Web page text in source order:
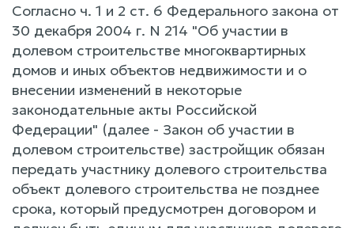
Согласно ч. 1 и 2 ст. 6 Федерального закона от
30 декабря 2004 г. N 214 "Об участии в
долевом строительстве многоквартирных
домов и иных объектов недвижимости и о
внесении изменений в некоторые
законодательные акты Российской
Федерации" (далее - Закон об участии в
долевом строительстве) застройщик обязан
передать участнику долевого строительства
объект долевого строительства не позднее
срока, который предусмотрен договором и